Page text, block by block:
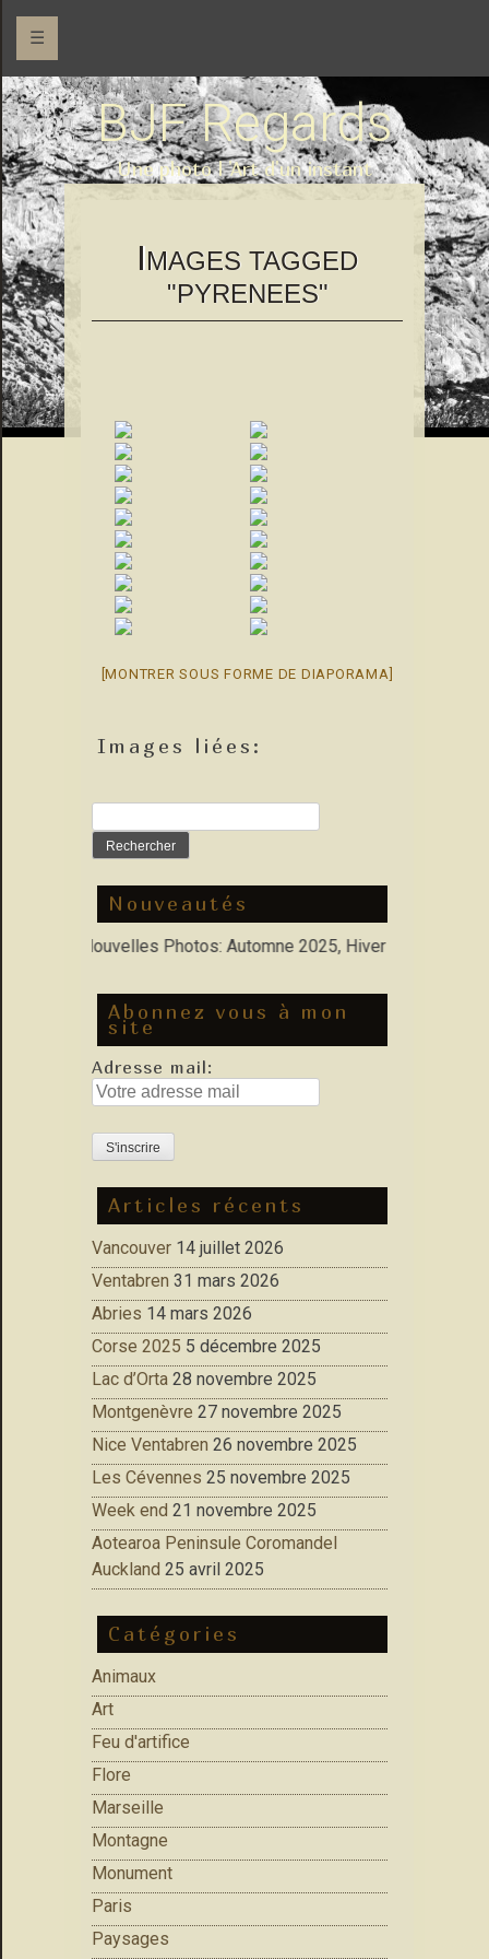
☰
BJF Regards
Une photo l 'Art d'un instant
IMAGES TAGGED
"PYRENEES"
[MONTRER SOUS FORME DE DIAPORAMA]
Images liées:
Nouveautés
: Nouvelles Photos: Automne 2025, Hiver 2026
Abonnez vous à mon
site
Adresse mail:
Articles récents
Vancouver 14 juillet 2026
Ventabren 31 mars 2026
Abries 14 mars 2026
Corse 2025 5 décembre 2025
Lac d’Orta 28 novembre 2025
Montgenèvre 27 novembre 2025
Nice Ventabren 26 novembre 2025
Les Cévennes 25 novembre 2025
Week end 21 novembre 2025
Aotearoa Peninsule Coromandel
Auckland 25 avril 2025
Catégories
Animaux
Art
Feu d'artifice
Flore
Marseille
Montagne
Monument
Paris
Paysages